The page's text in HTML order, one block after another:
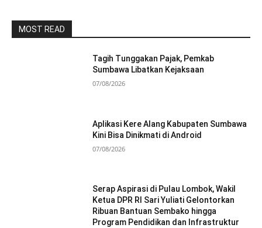
MOST READ
Tagih Tunggakan Pajak, Pemkab
Sumbawa Libatkan Kejaksaan
07/08/2026
Aplikasi Kere Alang Kabupaten Sumbawa
Kini Bisa Dinikmati di Android
07/08/2026
Serap Aspirasi di Pulau Lombok, Wakil
Ketua DPR RI Sari Yuliati Gelontorkan
Ribuan Bantuan Sembako hingga
Program Pendidikan dan Infrastruktur